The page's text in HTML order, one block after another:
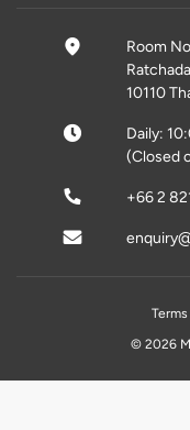
Room
10110
Daily:
(Closed
+66 2
© 2026